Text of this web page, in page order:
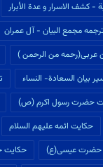
- كشف الاسرار و عدة الأبرار
ترجمه مجمع البیان - آل عمران
عربى(رحمه من الرحمن )
بیان السعادة- النساء
حضرت رسول اکرم (ص)
حکایت ائمه علیهم السلام
حضرت عیسی(ع)